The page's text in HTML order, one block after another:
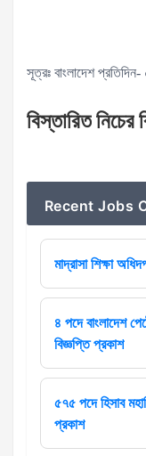
সূত্রঃ বাংলাদেশ
বিস্তারিতনিচের
Recent Jobs
মাদ্রাসা শিক্ষা
৪ পদে বাংলাদেশ
বিজ্ঞপ্তি প্রকাশ
৫৭৫ পদে হিসাব
প্রকাশ